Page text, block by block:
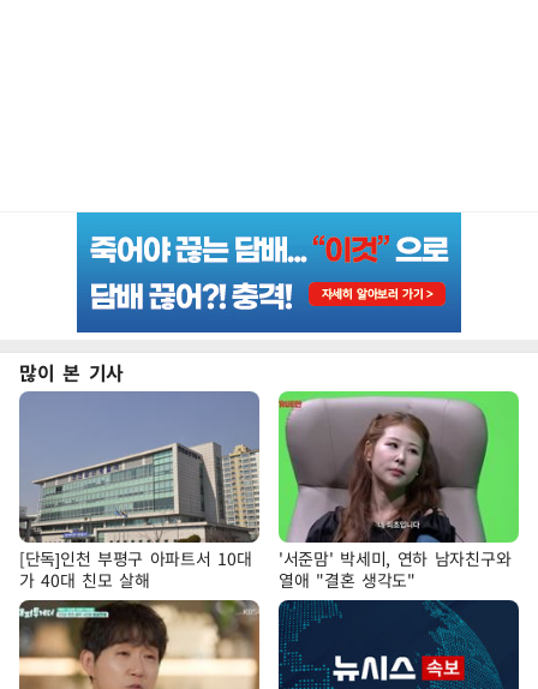
많이 본 기사
[단독]인천 부평구 아파트서 10대
가 40대 친모 살해
'서준맘' 박세미, 연하 남자친구와
열애 "결혼 생각도"